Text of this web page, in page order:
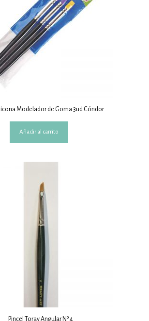
Modelador de Goma 3ud Cóndor
Añadir al carrito
Pincel Toray Angular Nº 4